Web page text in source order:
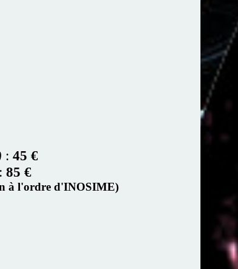
: 45 €
: 85 €
à l'ordre d'INOSIME)